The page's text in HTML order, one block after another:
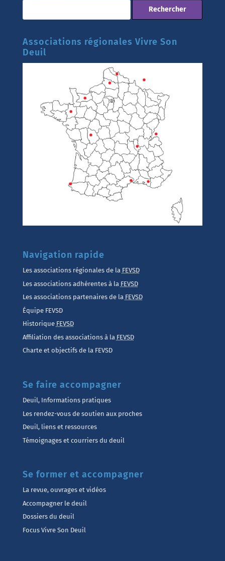
Associations régionales Vivre Son
Deuil
Navigation rapide
Les associations régionales de la FEVSD
Les associations adhérentes à la FEVSD
Les associations partenaires de la FEVSD
Équipe FEVSD
Historique FEVSD
Affiliation des associations à la FEVSD
Charte et objectifs de la FEVSD
Se faire accompagner
Deuil, Informations pratiques
Les rendez-vous de soutien aux proches
Deuil, liens et ressources
Témoignages et courriers du deuil
Se former et accompagner
La revue, ouvrages et vidéos
Accompagner le deuil
Dossiers du deuil
Focus Vivre Son Deuil